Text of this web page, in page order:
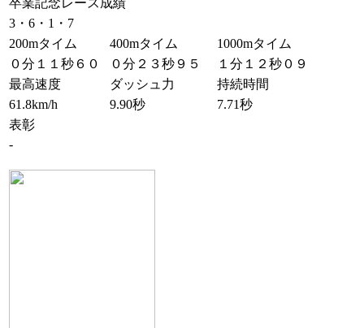
卒業記念レース成績
3・6・1・7
200mタイム
400mタイム
1000mタイム
０分１１秒６０
０分２３秒９５
１分１２秒０９
最高速度
ダッシュ力
持続時間
61.8km/h
9.90秒
7.71秒
表彰
-